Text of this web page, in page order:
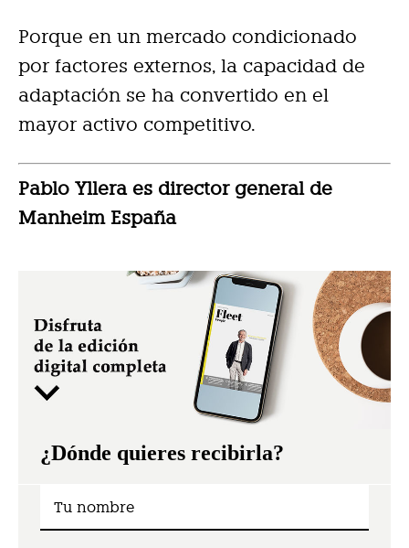
Porque en un mercado condicionado
por factores externos, la capacidad de
adaptación se ha convertido en el
mayor activo competitivo.
Pablo Yllera es director general de
Manheim España
¿Dónde quieres recibirla?